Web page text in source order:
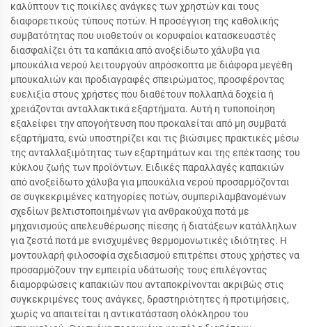
καλύπτουν τις ποικίλες ανάγκες των χρηστών και τους
διαφορετικούς τύπους ποτών. Η προσέγγιση της καθολικής
συμβατότητας που υιοθετούν οι κορυφαίοι κατασκευαστές
διασφαλίζει ότι τα καπάκια από ανοξείδωτο χάλυβα για
μπουκάλια νερού λειτουργούν απρόσκοπτα με διάφορα μεγέθη
μπουκαλιών και προδιαγραφές σπειρώματος, προσφέροντας
ευελιξία στους χρήστες που διαθέτουν πολλαπλά δοχεία ή
χρειάζονται ανταλλακτικά εξαρτήματα. Αυτή η τυποποίηση
εξαλείφει την απογοήτευση που προκαλείται από μη συμβατά
εξαρτήματα, ενώ υποστηρίζει και τις βιώσιμες πρακτικές μέσω
της ανταλλαξιμότητας των εξαρτημάτων και της επέκτασης του
κύκλου ζωής των προϊόντων. Ειδικές παραλλαγές καπακιών
από ανοξείδωτο χάλυβα για μπουκάλια νερού προσαρμόζονται
σε συγκεκριμένες κατηγορίες ποτών, συμπεριλαμβανομένων
σχεδίων βελτιστοποιημένων για ανθρακούχα ποτά με
μηχανισμούς απελευθέρωσης πίεσης ή διατάξεων κατάλληλων
για ζεστά ποτά με ενισχυμένες θερμομονωτικές ιδιότητες. Η
μοντουλαρή φιλοσοφία σχεδιασμού επιτρέπει στους χρήστες να
προσαρμόζουν την εμπειρία υδάτωσής τους επιλέγοντας
διαμορφώσεις καπακιών που ανταποκρίνονται ακριβώς στις
συγκεκριμένες τους ανάγκες, δραστηριότητες ή προτιμήσεις,
χωρίς να απαιτείται η αντικατάσταση ολόκληρου του